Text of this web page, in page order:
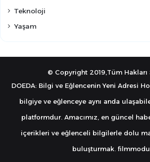
Teknoloji
Yaşam
© Copyright 2019,Tüm Hakları
DOEDA: Bilgi ve Eğlencenin Yeni Adresi
bilgiye ve eğlenceye aynı anda
platformdur. Amacımız, en güncel
içerikleri ve eğlenceli bilgilerle dolu
buluşturmak. filmmodu